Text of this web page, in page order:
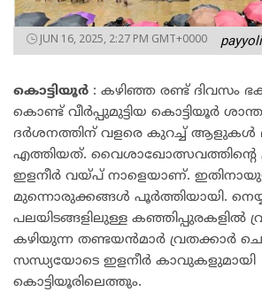
JUN 16, 2025, 2:27 PM GMT+0000
കൊട്ടിയൂർ : കഴിഞ്ഞ രണ്ട് ദിവസം
കൊണ്ട് വീർപ്പുമുട്ടിയ കൊട്ടിയൂർ
ദർശനത്തിന് വളരെ കുറച്ച് ആളുകൾ
എത്തിയത്. വൈശാഖോത്സവത്തിന്റെ
ഇളനീർ വയ്പ് നാളെയാണ്.
മുന്നൊരുക്കങ്ങൾ പൂർത്തിയായി.
പലയിടങ്ങളിലുള്ള കഞ്ഞിപ്പുരകളിൽ
കഴിയുന്ന തണ്ടയൻമാർ വ്രതക്കാർ
സന്ധ്യയോടെ ഇളനീർ കാവുകളുമായി
കൊട്ടിയൂരിലെത്തും.